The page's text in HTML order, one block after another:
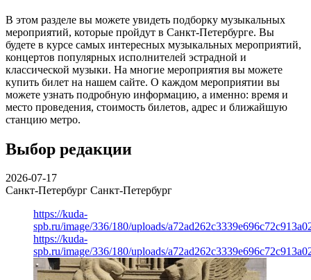
В этом разделе вы можете увидеть подборку музыкальных
мероприятий, которые пройдут в Санкт-Петербурге. Вы
будете в курсе самых интересных музыкальных мероприятий,
концертов популярных исполнителей эстрадной и
классической музыки. На многие мероприятия вы можете
купить билет на нашем сайте. О каждом мероприятии вы
можете узнать подробную информацию, а именно: время и
место проведения, стоимость билетов, адрес и ближайшую
станцию метро.
Выбор редакции
2026-07-17
Санкт-Петербург Санкт-Петербург
https://kuda-
spb.ru/image/336/180/uploads/
https://kuda-
spb.ru/image/336/180/uploads/